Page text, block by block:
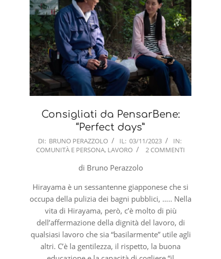
Consigliati da PensarBene:
“Perfect days”
2023-
11-
DI: BRUNO PERAZZOLO IL: 03/11/2023
IN:
COMUNITÀ E PERSONA, LAVORO 2 COMMENTI
di Bruno Perazzolo
Hirayama è un sessantenne giapponese che si
occupa della pulizia dei bagni pubblici, ….. Nella
vita di Hirayama, però, c’è molto di più
dell’affermazione della dignità del lavoro, di
qualsiasi lavoro che sia “basilarmente” utile agli
altri. C’è la gentilezza, il rispetto, la buona